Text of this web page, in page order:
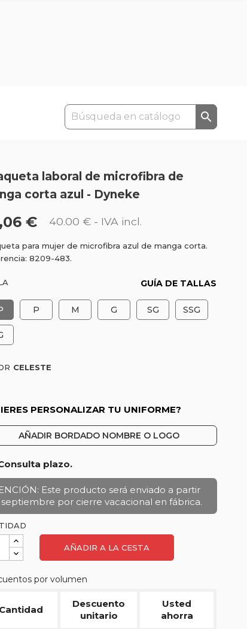

laboral de microfibra de
corta azul - Dyneke
€ 40.00 € - IVA incl.
para mujer de microfibra azul de manga corta.
8209-483.
GUÍA DE TALLAS
P M G SG SSG
PERSONALIZAR TU UNIFORME?
AÑADIR BORDADO NOMBRE O LOGO
plazo.
Este producto será enviado a partir
por cierre vacacional en fábrica.
AÑADIR A LA CESTA
por volumen
Cantidad
Descuento
unitario
Usted
ahorra